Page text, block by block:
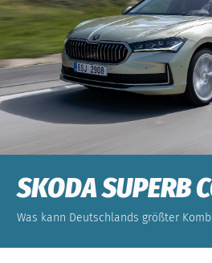
SKODA SUPERB
Was kann Deutschlands größter